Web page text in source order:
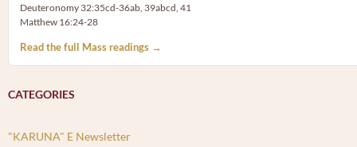
Deuteronomy 32:35cd-36ab, 39abcd, 41
Matthew 16:24-28
Read the full Mass readings →
CATEGORIES
"KARUNA" E Newsletter